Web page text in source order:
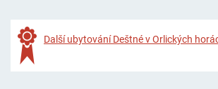
Další ubytování Deštné v Orlických